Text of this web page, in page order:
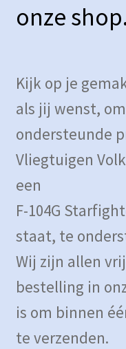
onze shop.
Kijk op je
als jij wenst,
ondersteunde
Vliegtuigen
een
F-104G
staat, te
Wij zijn allen
bestelling in
is om binnen
te verzenden.